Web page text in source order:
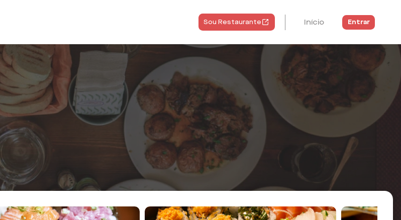
Sou Restaurante Início Entrar